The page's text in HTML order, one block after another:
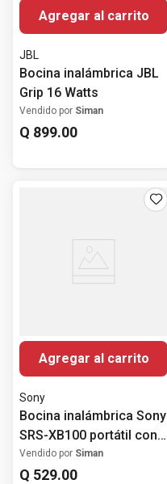
Agregar al carrito
JBL
Bocina inalámbrica JBL
Grip 16 Watts
Vendido por Siman
Q 899.00
Agregar al carrito
Sony
Bocina inalámbrica Sony
SRS-XB100 portátil con
Bluetooth
Vendido por Siman
Q 529.00